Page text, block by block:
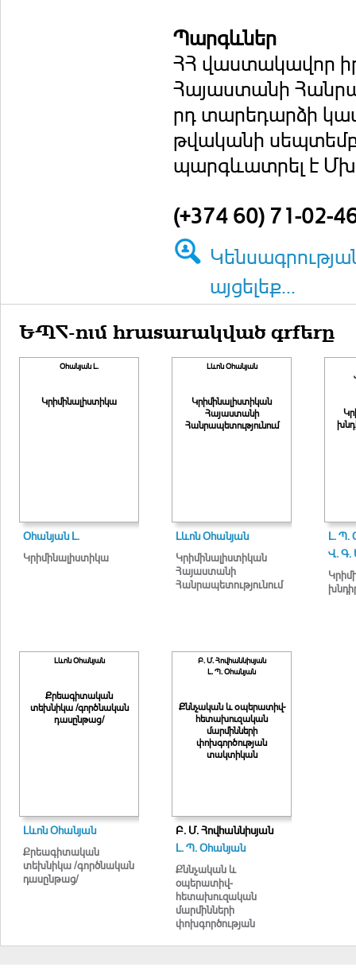
Պարգևներ
ՀՀ վաստակավոր
Հայաստանի
րդ տարեդարձի
թվականի
պարգևատրել է
(+374 60) 71-02-
այցելեք...
ԵՊՀ-ում հրատարակված գրքերը
Օհանյան Լ.
Կրիմինալիստիկա
Օհանյան Լ.
Կրիմինալիստիկա
Լևոն Օհանյան
Կրիմինալիստիկան
Հայաստանի
Հանրապետությունում
Լևոն Օհանյան
Կրիմինալիստիկան
Հայաստանի
Հանրապետությունում
Լ. Պ.
Վ. Գ.
Լևոն Օհանյան
Քրեագիտական
տեխնիկա /գործնական
դասընթաց/
Լևոն Օհանյան
Քրեագիտական
տեխնիկա /գործնական
դասընթաց/
Բ. Մ. Հովհաննիսյան
Լ. Պ. Օհանյան
Քննչական և օպերատիվ-
հետախուզական
մարմինների
փոխգործության
տակտիկան
Բ. Մ. Հովհաննիսյան
Լ. Պ. Օհանյան
Քննչական և
օպերատիվ-
հետախուզական
մարմինների
փոխգործության